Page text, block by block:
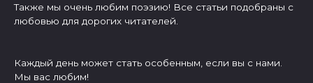
Также мы очень любим поэзию! Все статьи подобраны с
любовью для дорогих читателей.
Каждый день может стать особенным, если вы с нами.
Мы вас любим!